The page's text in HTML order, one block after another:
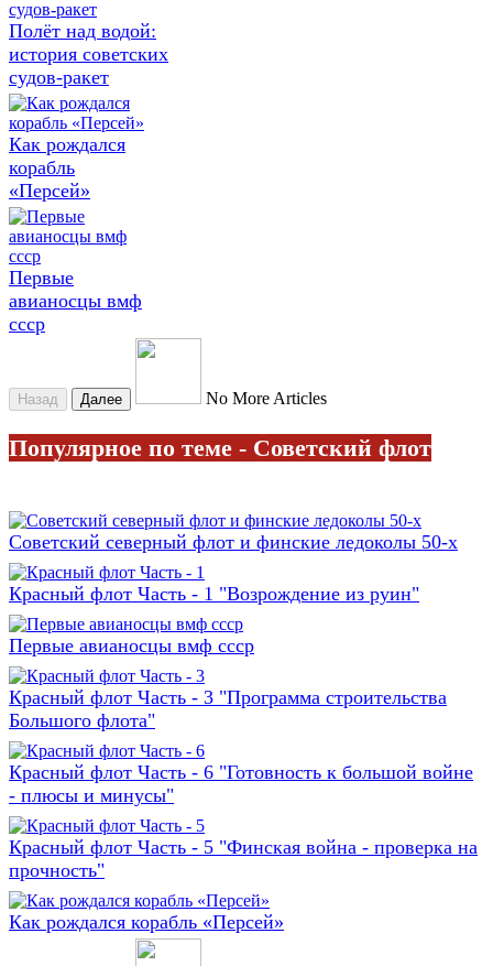
Полёт над водой:
история советских
судов-ракет
Как рождался
корабль
«Персей»
Первые
авианосцы вмф
ссср
Назад Далее No More Articles
Популярное по теме - Советский флот
Советский северный флот и финские ледоколы 50-х
Красный флот Часть - 1 "Возрождение из руин"
Первые авианосцы вмф ссср
Красный флот Часть - 3 "Программа строительства
Большого флота"
Красный флот Часть - 6 "Готовность к большой войне
- плюсы и минусы"
Красный флот Часть - 5 "Финская война - проверка на
прочность"
Как рождался корабль «Персей»